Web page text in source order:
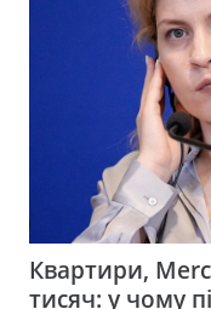
Квартири,
тисяч: у чому